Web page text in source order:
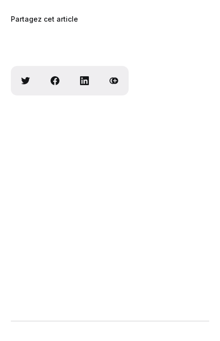
Partagez cet article